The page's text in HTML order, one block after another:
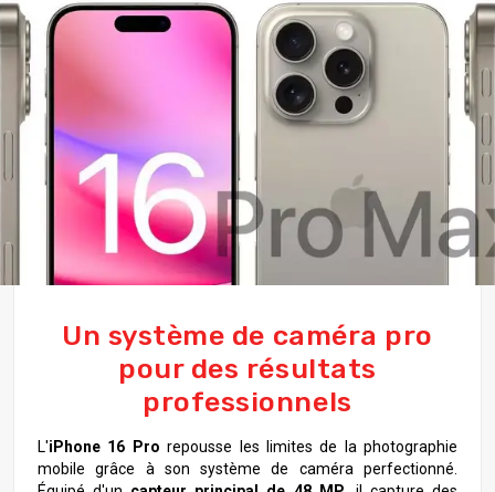
Un système de caméra pro
pour des résultats
professionnels
L'iPhone 16 Pro repousse les limites de la photographie
mobile grâce à son système de caméra perfectionné.